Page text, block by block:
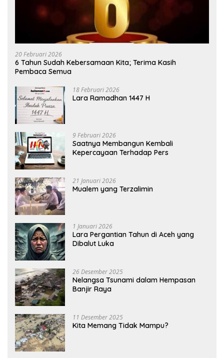
20 Februari 2026
6 Tahun Sudah Kebersamaan Kita; Terima Kasih
Pembaca Semua
18 Februari 2026
Lara Ramadhan 1447 H
9 Februari 2026
Saatnya Membangun Kembali
Kepercayaan Terhadap Pers
21 Januari 2026
Mualem yang Terzalimin
1 Januari 2026
Lara Pergantian Tahun di Aceh yang
Dibalut Luka
26 Desember 2025
Nelangsa Tsunami dalam Hempasan
Banjir Raya
11 Desember 2025
Kita Memang Tidak Mampu?